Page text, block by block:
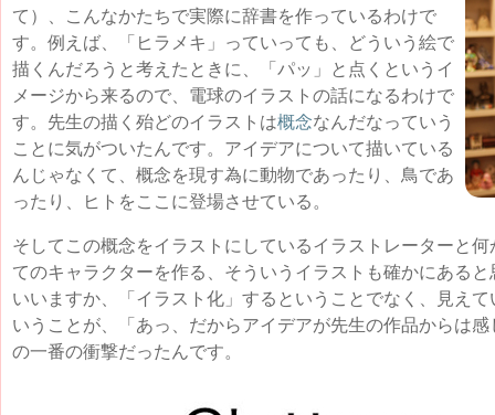
て）、こんなかたちで実際に辞書を作っているわけで
す。例えば、「ヒラメキ」っていっても、どういう絵で
描くんだろうと考えたときに、「パッ」と点くというイ
メージから来るので、電球のイラストの話になるわけで
す。先生の描く殆どのイラストは概念なんだなっていう
ことに気がついたんです。アイデアについて描いている
んじゃなくて、概念を現す為に動物であったり、鳥であ
ったり、ヒトをここに登場させている。
そしてこの概念をイラストにしているイラストレーターと
てのキャラクターを作る、そういうイラストも確かにある
いいますか、「イラスト化」するということでなく、見え
いうことが、「あっ、だからアイデアが先生の作品からは
の一番の衝撃だったんです。